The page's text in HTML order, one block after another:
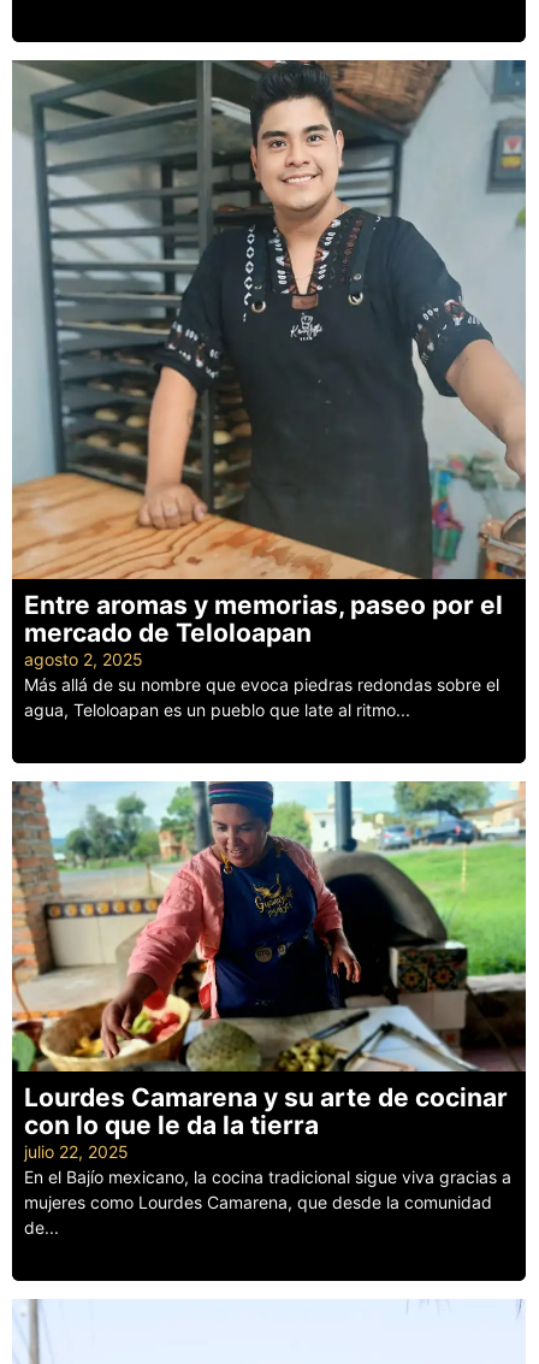
Entre aromas y memorias, paseo por el
mercado de Teloloapan
agosto 2, 2025
Más allá de su nombre que evoca piedras redondas sobre el
agua, Teloloapan es un pueblo que late al ritmo...
Lourdes Camarena y su arte de cocinar
con lo que le da la tierra
julio 22, 2025
En el Bajío mexicano, la cocina tradicional sigue viva gracias a
mujeres como Lourdes Camarena, que desde la comunidad
de...